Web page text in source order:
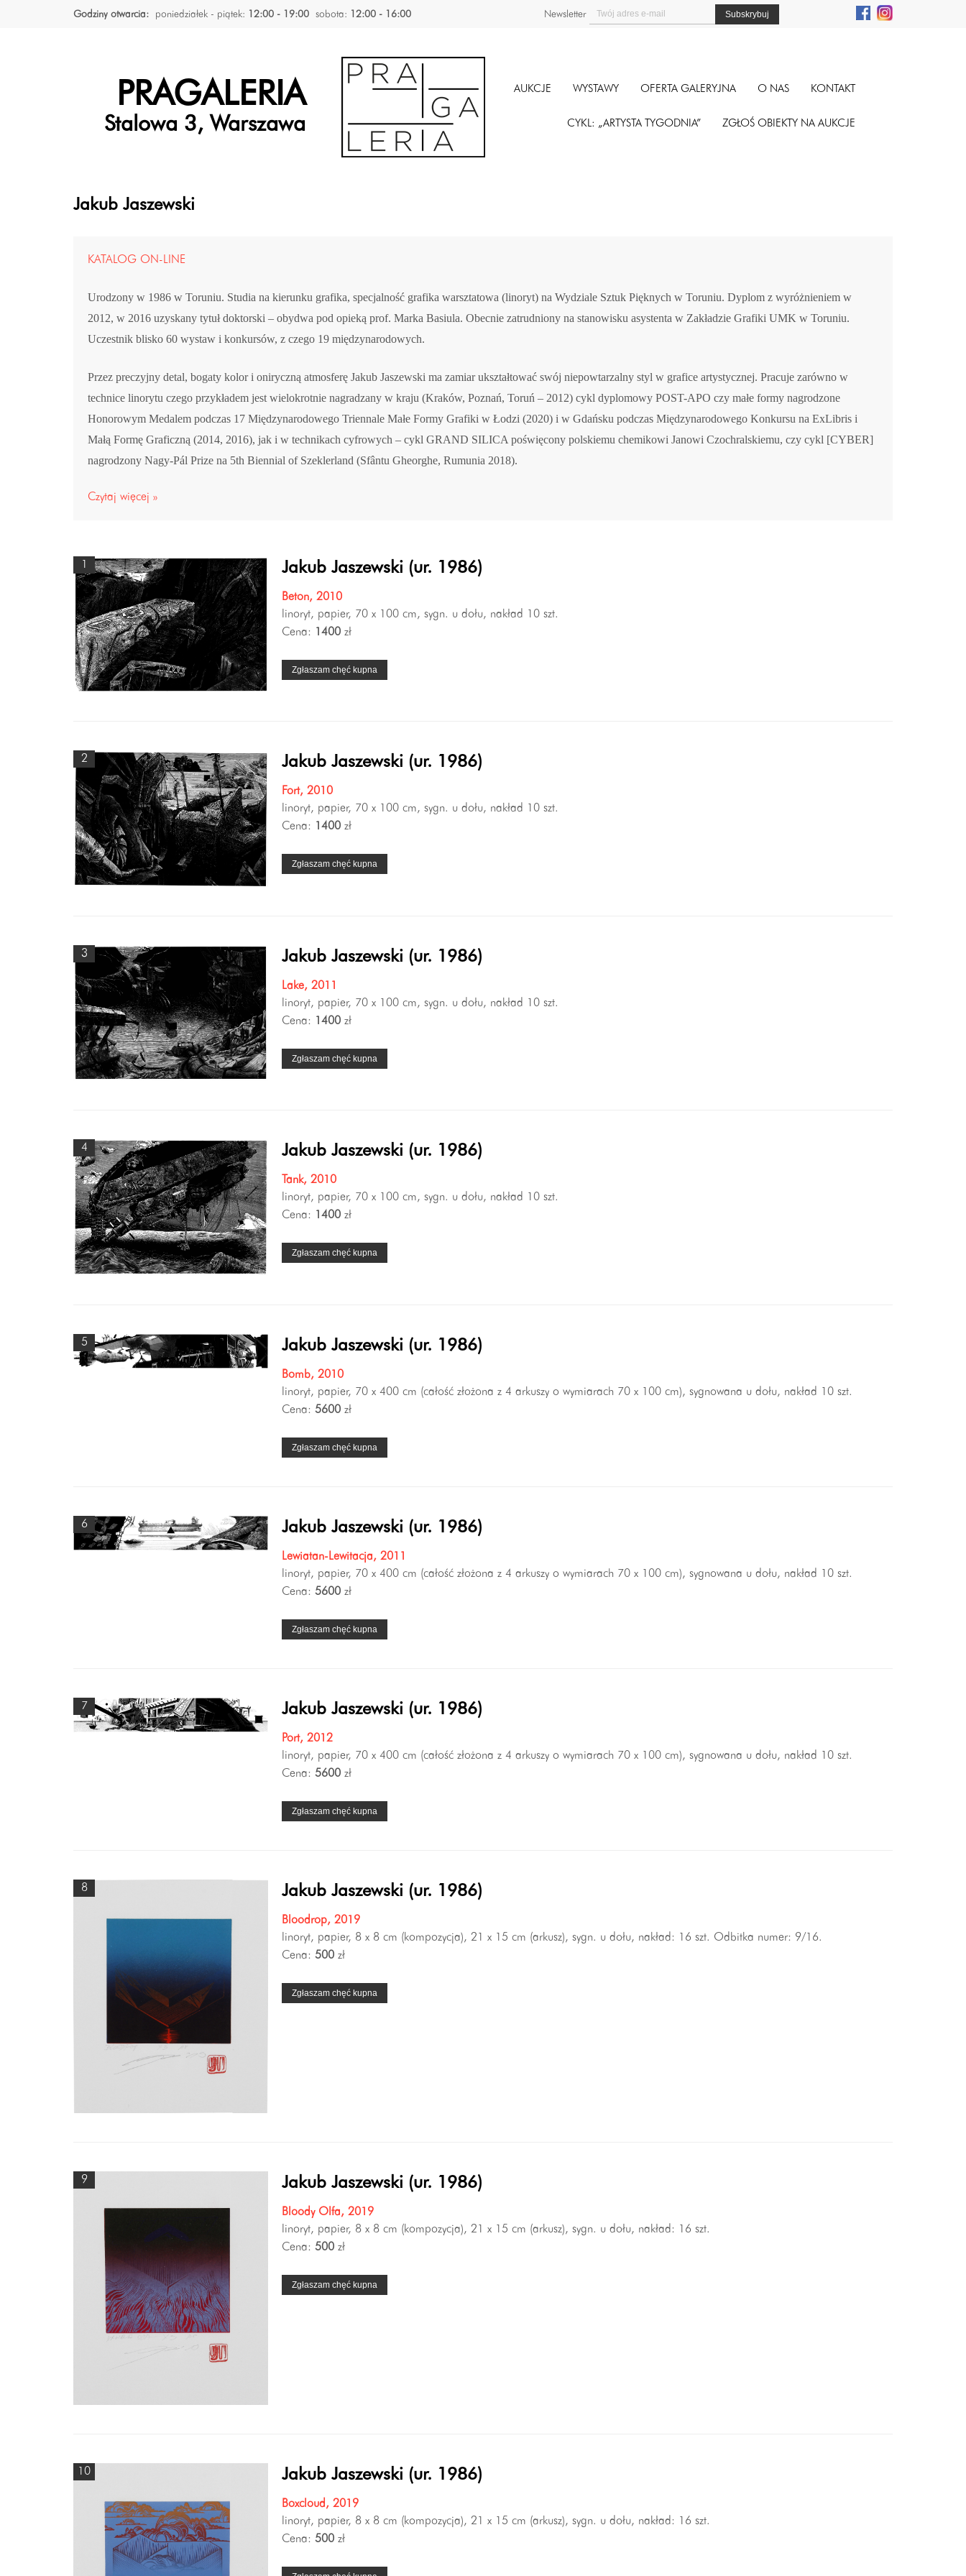
Godziny otwarcia: poniedziałek - piątek: 12:00 - 19:00 sobota: 12:00 - 16:00 Newsletter
PRAGALERIA
Stalowa 3, Warszawa
AUKCJE WYSTAWY OFERTA GALERYJNA O NAS KONTAKT
CYKL: „ARTYSTA TYGODNIA” ZGŁOŚ OBIEKTY NA AUKCJE
Jakub Jaszewski
KATALOG ON-LINE
Urodzony w 1986 w Toruniu. Studia na kierunku grafika, specjalność grafika warsztatowa (linoryt) na Wydziale Sztuk Pięknych w Toruniu. Dyplom z wyróżnieniem w
2012, w 2016 uzyskany tytuł doktorski – obydwa pod opieką prof. Marka Basiula. Obecnie zatrudniony na stanowisku asystenta w Zakładzie Grafiki UMK w Toruniu.
Uczestnik blisko 60 wystaw i konkursów, z czego 19 międzynarodowych.
Przez preczyjny detal, bogaty kolor i oniryczną atmosferę Jakub Jaszewski ma zamiar ukształtować swój niepowtarzalny styl w grafice artystycznej. Pracuje zarówno w
technice linorytu czego przykładem jest wielokrotnie nagradzany w kraju (Kraków, Poznań, Toruń – 2012) cykl dyplomowy POST-APO czy małe formy nagrodzone
Honorowym Medalem podczas 17 Międzynarodowego Triennale Małe Formy Grafiki w Łodzi (2020) i w Gdańsku podczas Międzynarodowego Konkursu na ExLibris i
Małą Formę Graficzną (2014, 2016), jak i w technikach cyfrowych – cykl GRAND SILICA poświęcony polskiemu chemikowi Janowi Czochralskiemu, czy cykl [CYBER]
nagrodzony Nagy-Pál Prize na 5th Biennial of Szeklerland (Sfântu Gheorghe, Rumunia 2018).
Czytaj więcej »
Jakub Jaszewski (ur. 1986)
Beton, 2010
linoryt, papier, 70 x 100 cm, sygn. u dołu, nakład 10 szt.
Cena:
1400zł
Zgłaszam chęć kupna
2 Jakub Jaszewski (ur. 1986)
Fort, 2010
linoryt, papier, 70 x 100 cm, sygn. u dołu, nakład 10 szt.
Cena:
1400zł
Zgłaszam chęć kupna
3 Jakub Jaszewski (ur. 1986)
Lake, 2011
linoryt, papier, 70 x 100 cm, sygn. u dołu, nakład 10 szt.
Cena:
1400zł
Zgłaszam chęć kupna
4 Jakub Jaszewski (ur. 1986)
Tank, 2010
linoryt, papier, 70 x 100 cm, sygn. u dołu, nakład 10 szt.
Cena:
1400zł
Zgłaszam chęć kupna
5 Jakub Jaszewski (ur. 1986)
Bomb, 2010
linoryt, papier, 70 x 400 cm (całość złożona z 4 arkuszy o wymiarach 70 x 100 cm), sygnowana u dołu, nakład 10 szt.
Cena: 5600zł
Zgłaszam chęć kupna
6 Jakub Jaszewski (ur. 1986)
Lewiatan-Lewitacja, 2011
linoryt, papier, 70 x 400 cm (całość złożona z 4 arkuszy o wymiarach 70 x 100 cm), sygnowana u dołu, nakład 10 szt.
Cena: 5600zł
Zgłaszam chęć kupna
7 Jakub Jaszewski (ur. 1986)
Port, 2012
linoryt, papier, 70 x 400 cm (całość złożona z 4 arkuszy o wymiarach 70 x 100 cm), sygnowana u dołu, nakład 10 szt.
Cena: 5600zł
Zgłaszam chęć kupna
8 Jakub Jaszewski (ur. 1986)
Bloodrop, 2019
linoryt, papier, 8 x 8 cm (kompozycja), 21 x 15 cm (arkusz), sygn. u dołu, nakład: 16 szt. Odbitka numer: 9/16.
Cena: 500zł
Zgłaszam chęć kupna
9 Jakub Jaszewski (ur. 1986)
Bloody Olfa, 2019
linoryt, papier, 8 x 8 cm (kompozycja), 21 x 15 cm (arkusz), sygn. u dołu, nakład: 16 szt.
Cena: 500zł
Zgłaszam chęć kupna
10 Jakub Jaszewski (ur. 1986)
Boxcloud, 2019
linoryt, papier, 8 x 8 cm (kompozycja), 21 x 15 cm (arkusz), sygn. u dołu, nakład: 16 szt.
Cena: 500zł